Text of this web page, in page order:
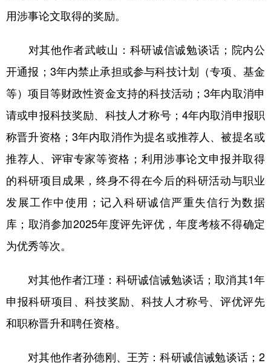
用涉事论文取得的奖励。
对其他作者武岐山：科研诚信诚勉谈话；院内公
开通报；3年内禁止承担或参与科技计划（专项、基金
等）项目等财政性资金支持的科技活动；3年内取消申
请或申报科技奖励、科技人才称号；4年内取消申报职
称晋升资格；3年内取消作为提名或推荐人、被提名或
推荐人、评审专家等资格；利用涉事论文申报并取得
的科研项目成果，终身不得在今后的科研活动与职业
发展工作中使用；记入科研诚信严重失信行为数据
库；取消参加2025年度评先评优，年度考核不得确定
为优秀等次。
对其他作者江瑾：科研诚信诫勉谈话；取消其1年
申报科研项目、科技奖励、科技人才称号、评优评先
和职称晋升和聘任资格。
对其他作者孙德刚、王芳：科研诚信诫勉谈话；2